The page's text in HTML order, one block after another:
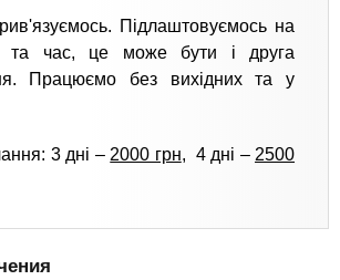
Підлаштовуємось на
та час, це може бути і друга
Працюємо без вихідних та у
3 дні – 2000 грн, 4 дні – 2500